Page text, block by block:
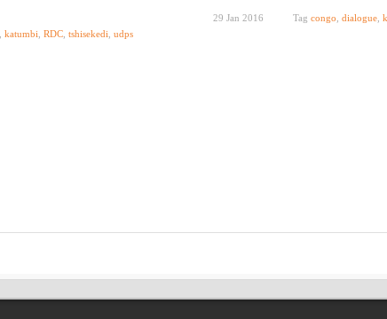
katumbi RDC tshisekedi udps
29 Jan 2016 Tag congo dialogue